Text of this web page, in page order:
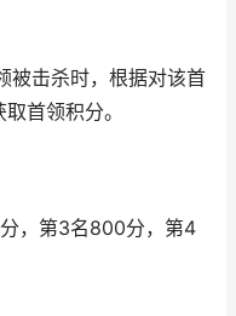
击杀时，根据对该首
首领积分。
，第3名800分，第4